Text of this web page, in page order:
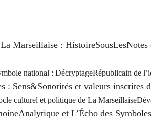
Marseillaise : HistoireSousLesNotes
national : DécryptageRépublicain de
: Sens&Sonorités et valeurs inscrites
culturel et politique de La
et L’Écho des